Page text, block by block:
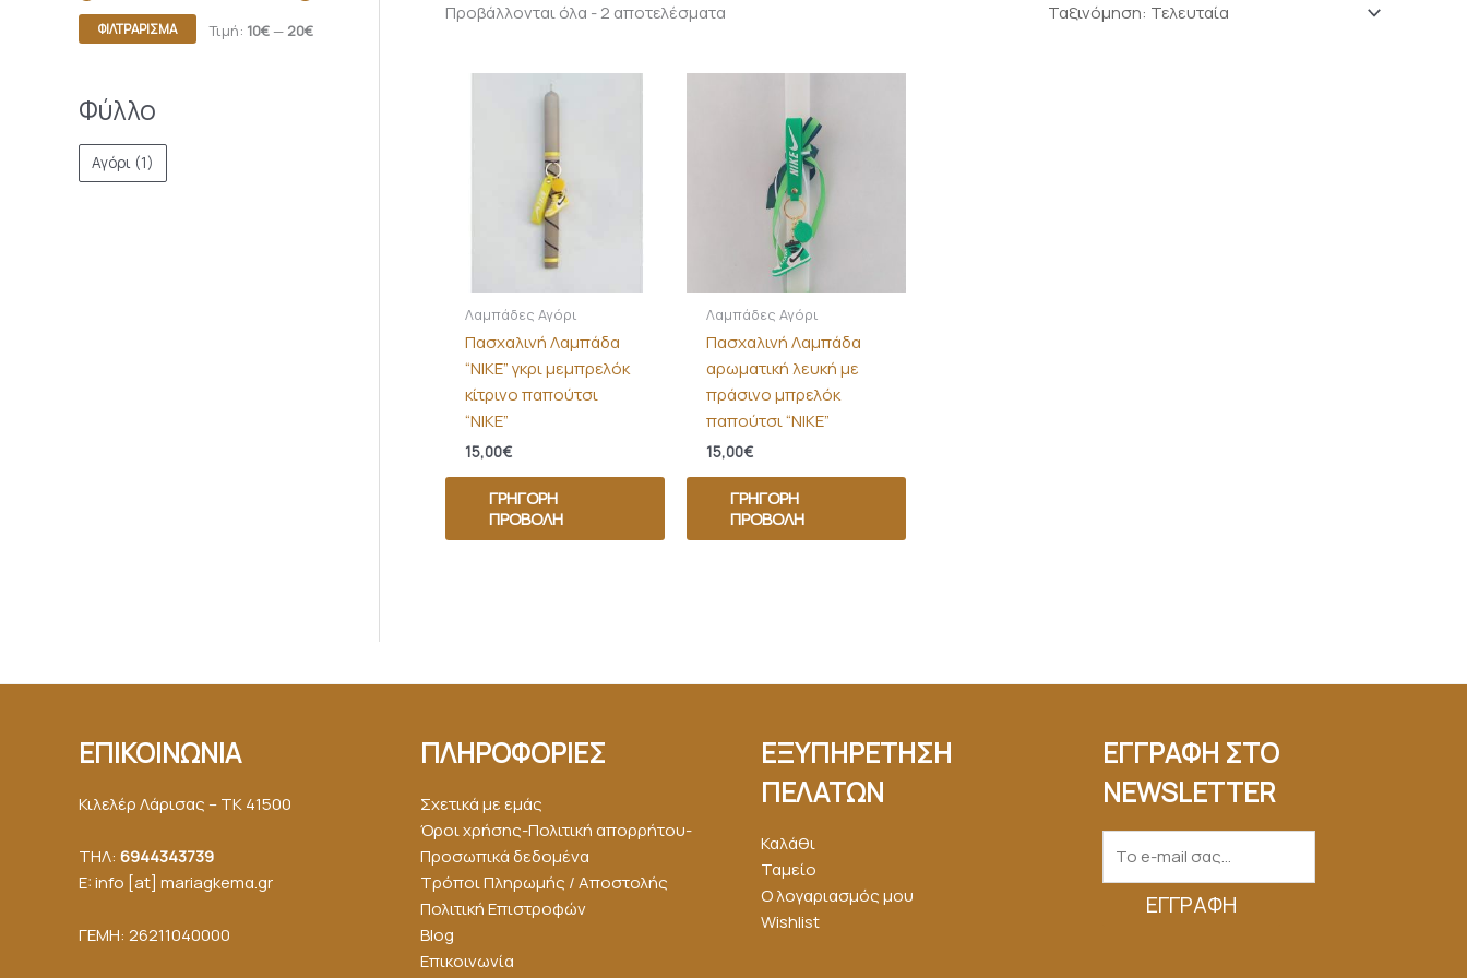
ΦΙΛΤΡΆΡΙΣΜΑ Τιμή: 10€— 20€
Φύλλο
Αγόρι (1)
Προβάλλονται όλα - 2 αποτελέσματα
Λαμπάδες Αγόρι
Πασχαλινή Λαμπάδα
“NIKE” γκρι μεμπρελόκ
κίτρινο παπούτσι
“NIKE”
15,00€
ΓΡΉΓΟΡΗ
ΠΡΟΒΟΛΉ
Λαμπάδες Αγόρι
Πασχαλινή Λαμπάδα
αρωματική λευκή με
πράσινο μπρελόκ
παπούτσι “NIKE”
15,00€
ΓΡΉΓΟΡΗ
ΠΡΟΒΟΛΉ
ΕΠΙΚΟΙΝΩΝΙΑ
Κιλελέρ Λάρισας – ΤΚ 41500
ΤΗΛ: 6944343739
E: info [at] mariagkemα.gr
ΓΕΜΗ: 26211040000
ΠΛΗΡΟΦΟΡΙΕΣ
Σχετικά με εμάς
Όροι χρήσης-Πολιτική απορρήτου-
Προσωπικά δεδομένα
Τρόποι Πληρωμής / Αποστολής
Πολιτική Επιστροφών
Blog
Επικοινωνία
ΕΞΥΠΗΡΕΤΗΣΗ
ΠΕΛΑΤΩΝ
Καλάθι
Ταμείο
Ο λογαριασμός μου
Wishlist
ΕΓΓΡΑΦΗ ΣΤΟ
NEWSLETTER
ΕΓΓΡΑΦΉ